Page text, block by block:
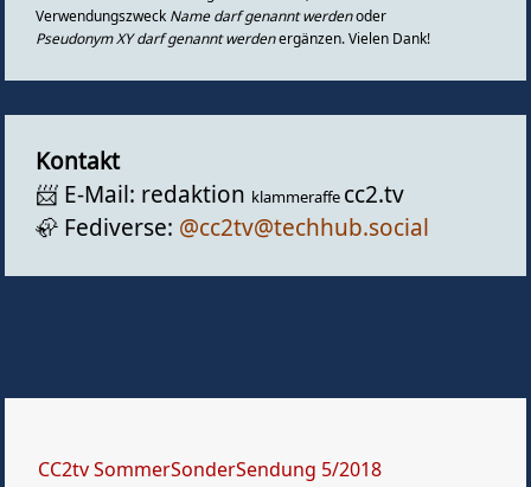
Verwendungszweck Name darf genannt werdenoder
Pseudonym XY darf genannt werdenergänzen. Vielen Dank!
Kontakt
📨️ E-Mail: redaktion klammeraffe cc2.tv
🦣️ Fediverse: @cc2tv@techhub.social
CC2tv SommerSonderSendung 5/2018